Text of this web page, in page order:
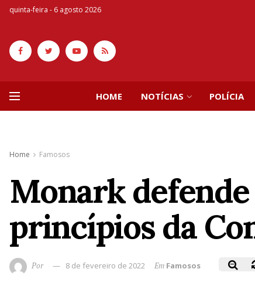
quinta-feira - 6 agosto 2026
HOME NOTÍCIAS POLÍCIA
Home Famosos
Monark
princípios da
Por 8 de fevereiro de 2022 Em Famosos